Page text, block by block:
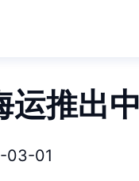
运推出
03-01